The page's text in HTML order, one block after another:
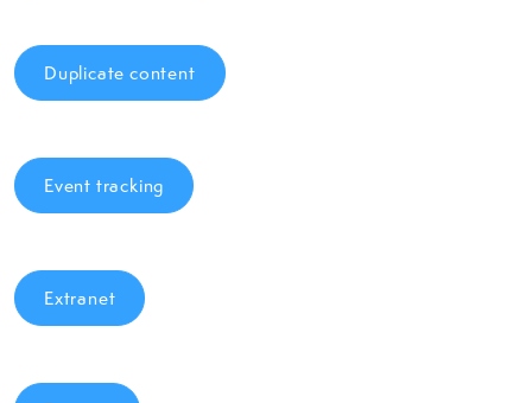
Duplicate content
Event tracking
Extranet